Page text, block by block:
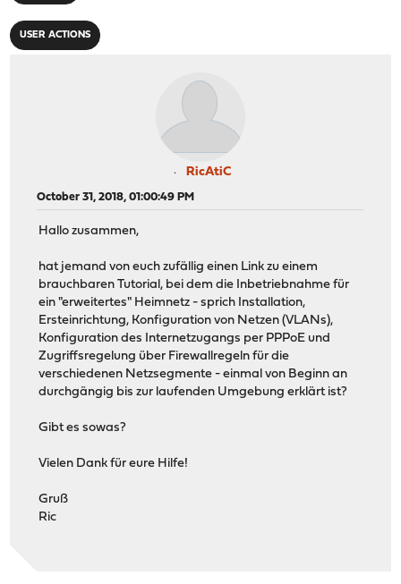
USER ACTIONS
RicAtiC
October 31, 2018, 01:00:49 PM
Hallo zusammen,
hat jemand von euch zufällig einen Link zu einem
brauchbaren Tutorial, bei dem die Inbetriebnahme für
ein "erweitertes" Heimnetz - sprich Installation,
Ersteinrichtung, Konfiguration von Netzen (VLANs),
Konfiguration des Internetzugangs per PPPoE und
Zugriffsregelung über Firewallregeln für die
verschiedenen Netzsegmente - einmal von Beginn an
durchgängig bis zur laufenden Umgebung erklärt ist?
Gibt es sowas?
Vielen Dank für eure Hilfe!
Gruß
Ric